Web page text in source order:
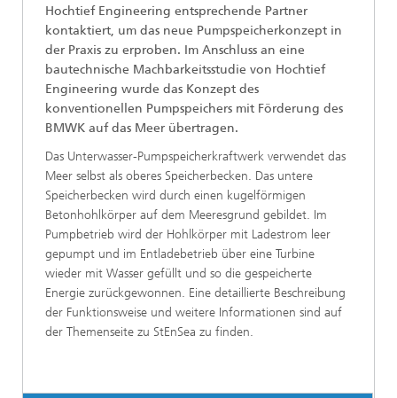
Hochtief Engineering entsprechende Partner
kontaktiert, um das neue Pumpspeicherkonzept in
der Praxis zu erproben. Im Anschluss an eine
bautechnische Machbarkeitsstudie von Hochtief
Engineering wurde das Konzept des
konventionellen Pumpspeichers mit Förderung des
BMWK auf das Meer übertragen.
Das Unterwasser-Pumpspeicherkraftwerk verwendet das
Meer selbst als oberes Speicherbecken. Das untere
Speicherbecken wird durch einen kugelförmigen
Betonhohlkörper auf dem Meeresgrund gebildet. Im
Pumpbetrieb wird der Hohlkörper mit Ladestrom leer
gepumpt und im Entladebetrieb über eine Turbine
wieder mit Wasser gefüllt und so die gespeicherte
Energie zurückgewonnen. Eine detaillierte Beschreibung
der Funktionsweise und weitere Informationen sind auf
der Themenseite zu StEnSea zu finden.